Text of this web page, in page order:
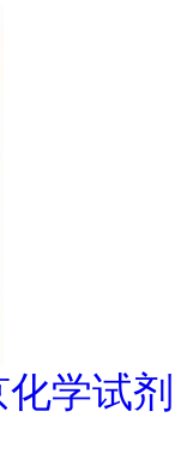
学试剂